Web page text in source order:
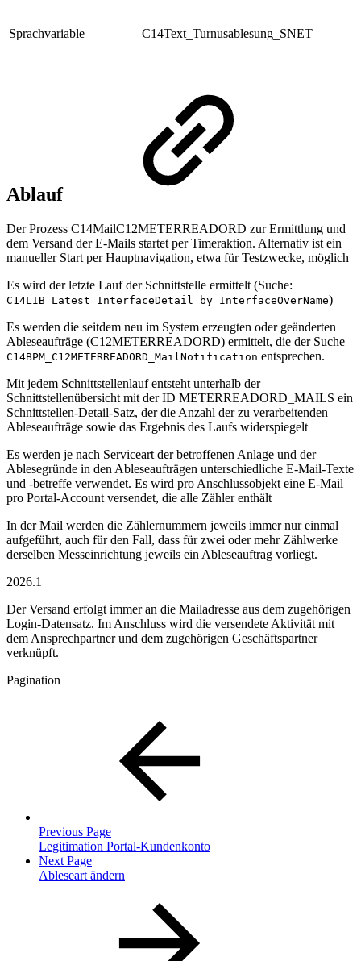
Sprachvariable C14Text_Turnusablesung_SNET
Ablauf
Der Prozess C14MailC12METERREADORD zur Ermittlung und
dem Versand der E-Mails startet per Timeraktion. Alternativ ist ein
manueller Start per Hauptnavigation, etwa für Testzwecke, möglich
Es wird der letzte Lauf der Schnittstelle ermittelt (Suche:
C14LIB_Latest_InterfaceDetail_by_InterfaceOverName)
Es werden die seitdem neu im System erzeugten oder geänderten
Ableseaufträge (C12METERREADORD) ermittelt, die der Suche
C14BPM_C12METERREADORD_MailNotification entsprechen.
Mit jedem Schnittstellenlauf entsteht unterhalb der
Schnittstellenübersicht mit der ID METERREADORD_MAILS ein
Schnittstellen-Detail-Satz, der die Anzahl der zu verarbeitenden
Ableseaufträge sowie das Ergebnis des Laufs widerspiegelt
Es werden je nach Serviceart der betroffenen Anlage und der
Ablesegründe in den Ableseaufträgen unterschiedliche E-Mail-Texte
und -betreffe verwendet. Es wird pro Anschlussobjekt eine E-Mail
pro Portal-Account versendet, die alle Zähler enthält
In der Mail werden die Zählernummern jeweils immer nur einmal
aufgeführt, auch für den Fall, dass für zwei oder mehr Zählwerke
derselben Messeinrichtung jeweils ein Ableseauftrag vorliegt.
2026.1
Der Versand erfolgt immer an die Mailadresse aus dem zugehörigen
Login-Datensatz. Im Anschluss wird die versendete Aktivität mit
dem Ansprechpartner und dem zugehörigen Geschäftspartner
verknüpft.
Pagination
Previous Page
Legitimation Portal-Kundenkonto
Next Page
Ableseart ändern